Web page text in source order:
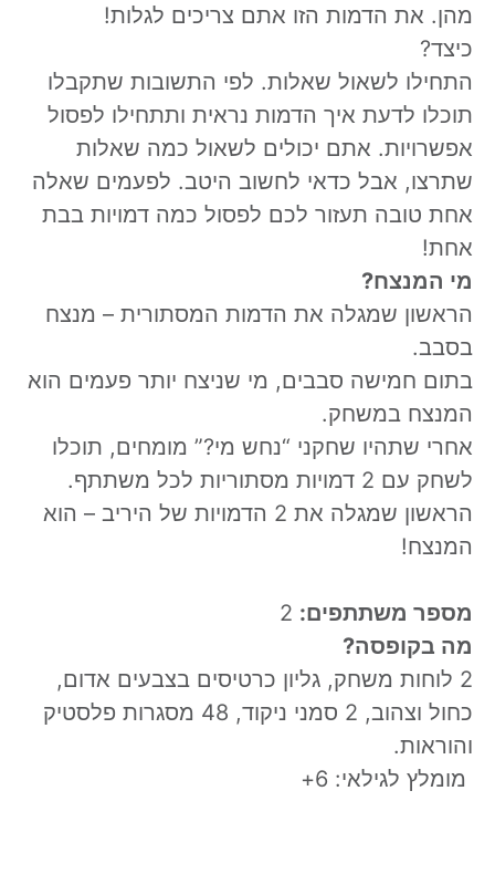
מהן. את הדמות הזו אתם צריכים לגלות!
כיצד?
התחילו לשאול שאלות. לפי התשובות שתקבלו
תוכלו לדעת איך הדמות נראית ותתחילו לפסול
אפשרויות. אתם יכולים לשאול כמה שאלות
שתרצו, אבל כדאי לחשוב היטב. לפעמים שאלה
אחת טובה תעזור לכם לפסול כמה דמויות בבת
אחת!
מי המנצח?
הראשון שמגלה את הדמות המסתורית – מנצח
בסבב.
בתום חמישה סבבים, מי שניצח יותר פעמים הוא
המנצח במשחק.
אחרי שתהיו שחקני “נחש מי?” מומחים, תוכלו
לשחק עם 2 דמויות מסתוריות לכל משתתף.
הראשון שמגלה את 2 הדמויות של היריב – הוא
המנצח!
מספר משתתפים:
מה בקופסה?
2 לוחות משחק, גליון כרטיסים בצבעים אדום,
כחול וצהוב, 2 סמני ניקוד, 48 מסגרות פלסטיק
והוראות.
מומלץ לגילאי: 6+